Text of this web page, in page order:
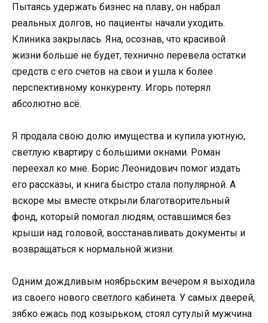
Пытаясь удержать бизнес на плаву, он набрал
реальных долгов, но пациенты начали уходить.
Клиника закрылась. Яна, осознав, что красивой
жизни больше не будет, технично перевела остатки
средств с его счетов на свои и ушла к более
перспективному конкуренту. Игорь потерял
абсолютно всё.
Я продала свою долю имущества и купила уютную,
светлую квартиру с большими окнами. Роман
переехал ко мне. Борис Леонидович помог издать
его рассказы, и книга быстро стала популярной. А
вскоре мы вместе открыли благотворительный
фонд, который помогал людям, оставшимся без
крыши над головой, восстанавливать документы и
возвращаться к нормальной жизни.
Одним дождливым ноябрьским вечером я выходила
из своего нового светлого кабинета. У самых дверей,
зябко ежась под козырьком, стоял сутулый мужчина